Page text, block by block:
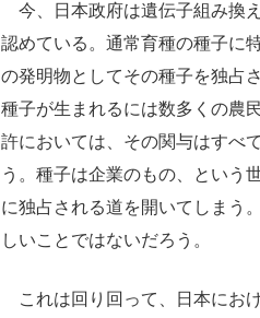
今、日本政府は遺伝子組み換
認めている。通常育種の種子に
の発明物としてその種子を独占
種子が生まれるには数多くの農
許においては、その関与はすべ
う。種子は企業のもの、という
に独占される道を開いてしまう
しいことではないだろう。
これは回り回って、日本にお